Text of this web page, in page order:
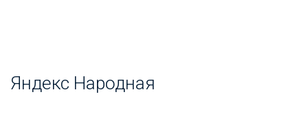
Яндекс Народная